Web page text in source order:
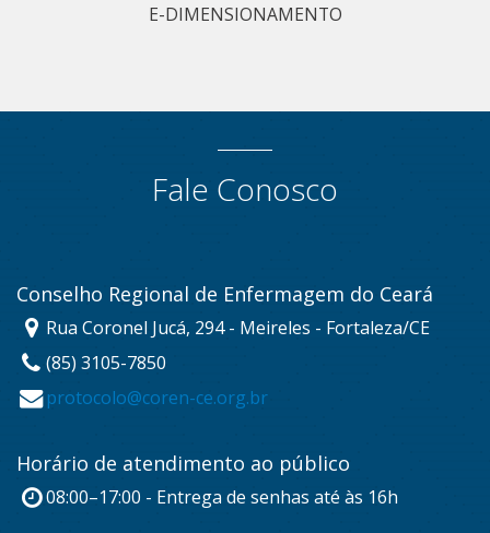
E-DIMENSIONAMENTO
Fale Conosco
Conselho Regional de Enfermagem do Ceará
Rua Coronel Jucá, 294 - Meireles - Fortaleza/CE
(85) 3105-7850
protocolo@coren-ce.org.br
Horário de atendimento ao público
08:00–17:00 - Entrega de senhas até às 16h